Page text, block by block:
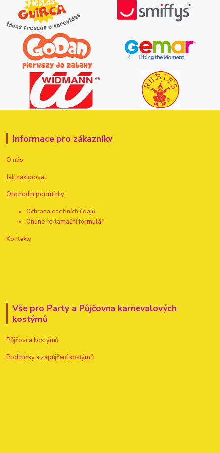
Informace pro zákazníky
O nás
Jak nakupovat
Obchodní podmínky
Ochrana osobních údajů
Online reklamační formulář
Kontakty
Vše pro Party a Půjčovna karnevalových
kostýmů
Půjčovna kostýmů
Podmínky k zapůjčení kostýmů